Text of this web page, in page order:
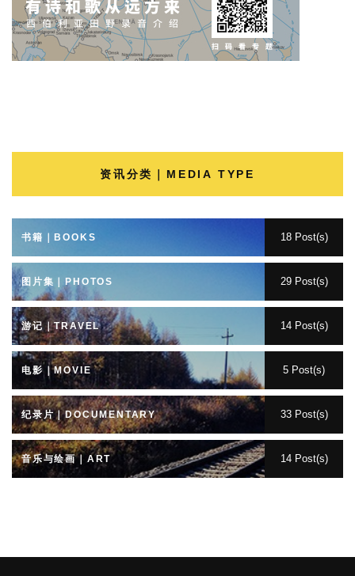
资讯分类｜MEDIA TYPE
书籍｜BOOKS 18 Post(s)
图片集｜PHOTOS 29 Post(s)
游记｜TRAVEL 14 Post(s)
电影｜MOVIE 5 Post(s)
纪录片｜DOCUMENTARY 33 Post(s)
音乐与绘画｜ART 14 Post(s)